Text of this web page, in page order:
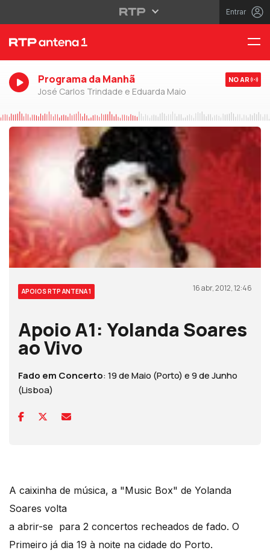
Entrar
Programa da Manhã
José Carlos Trindade e Eduarda Maio
NO AR
APOIOS RTP ANTENA 1 16 abr, 2012, 12:46
Apoio A1: Yolanda Soares
ao Vivo
Fado em Concerto: 19 de Maio (Porto) e 9 de Junho
(Lisboa)
A caixinha de música, a "Music Box" de Yolanda
Soares volta
a abrir-se para 2 concertos recheados de fado. O
Primeiro já dia 19 à noite na cidade do Porto.